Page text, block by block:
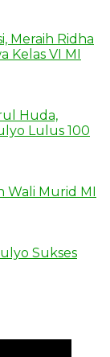
Meraih Ridha
Kelas VI MI
Huda,
Lulus 100
Wali Murid MI
Sukses